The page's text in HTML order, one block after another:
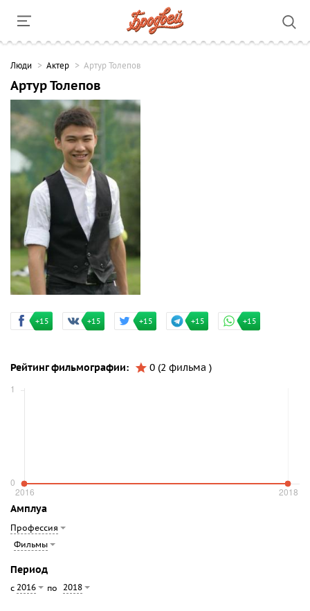
Люди Актер Артур Толепов
Артур Толепов
+15 +15 +15 +15 +15
Рейтинг фильмографии: 0 (2 фильма )
Амплуа
Профессия
Фильмы
Период
с 2016 по 2018